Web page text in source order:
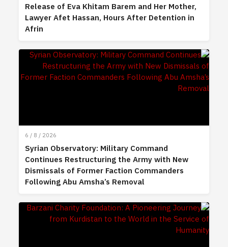
Release of Eva Khitam Barem and Her Mother,
Lawyer Afet Hassan, Hours After Detention in
Afrin
6 / 8 / 2026
Syrian Observatory: Military Command
Continues Restructuring the Army with New
Dismissals of Former Faction Commanders
Following Abu Amsha’s Removal